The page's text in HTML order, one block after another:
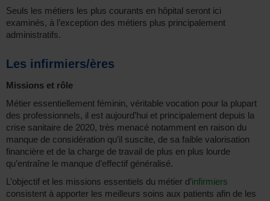
Seuls les métiers les plus courants en hôpital seront ici
examinés, à l’exception des métiers plus principalement
administratifs.
Les infirmiers/ères
Missions et rôle
Métier essentiellement féminin, véritable vocation pour la plupart
des professionnels, il est aujourd’hui et principalement depuis la
crise sanitaire de 2020, très menacé notamment en raison du
manque de considération qu’il suscite, de sa faible valorisation
financière et de la charge de travail de plus en plus lourde
qu’entraîne le manque d’effectif généralisé.
L’objectif et les missions essentiels du métier d’infirmiers
consistent à apporter les meilleurs soins aux patients afin de les